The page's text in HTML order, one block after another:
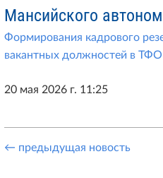
Мансийского
Формирования кадрового
вакантных должностей в
20 мая 2026 г. 11:25
← предыдущая новость